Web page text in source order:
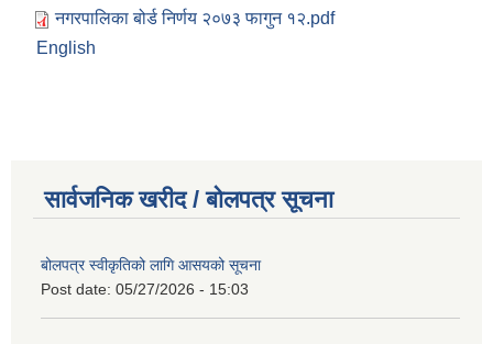
नगरपालिका बोर्ड निर्णय २०७३ फागुन १२.pdf
English
सार्वजनिक खरीद / बोलपत्र सूचना
बोलपत्र स्वीकृतिको लागि आसयको सूचना
Post date: 05/27/2026 - 15:03